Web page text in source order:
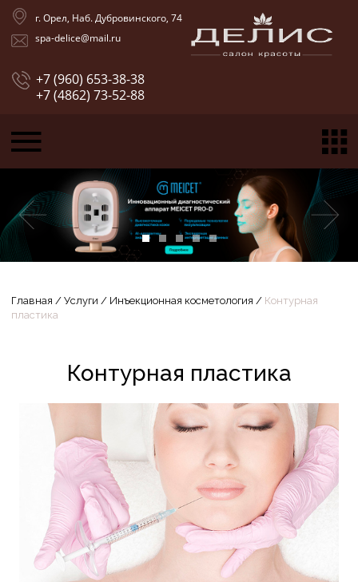
г. Орел, Наб. Дубровинского, 74
spa-delice@mail.ru
+7 (960) 653-38-38
+7 (4862) 73-52-88
Главная / Услуги / Инъекционная косметология / Контурная
пластика
Контурная пластика